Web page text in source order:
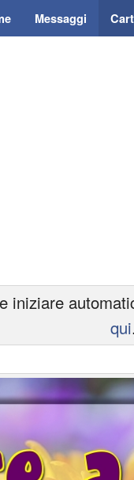
Messaggi
iniziare
qui.